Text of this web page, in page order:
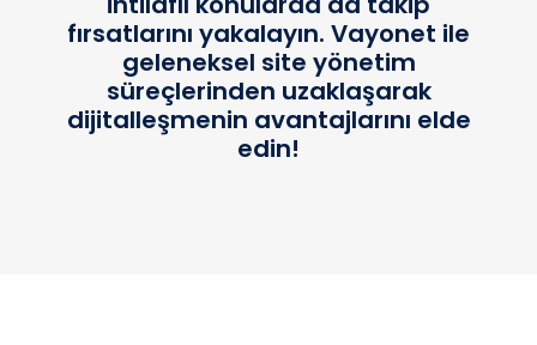
fırsatlarını yakalayın. Vayonet ile
geleneksel site yönetim
süreçlerinden uzaklaşarak
dijitalleşmenin avantajlarını elde
edin!